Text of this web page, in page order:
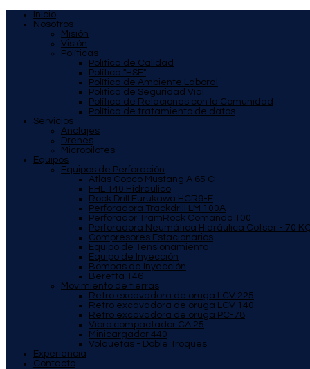
Inicio
Nosotros
Misión
Visión
Políticas
Política de Calidad
Política "HSE"
Política de Ambiente Laboral
Política de Seguridad Víal
Política de Relaciones con la Comunidad
Política de tratamiento de datos
Servicios
Anclajes
Drenes
Micropilotes
Equipos
Equipos de Perforación
Atlas Copco Mustang A 65 C
FHL 140 Hidráulico
Rock Drill Furukawa HCR9-E
Perforadora Trackdrill LM 100A
Perforador TramRock Comando 100
Perforadora Neumática Hidráulica Cotser - 70
Compresores Estacionarios
Equipo de Tensionamiento
Equipo de Inyección
Bombas de Inyección
Beretta T46
Movimiento de tierras
Retro excavadora de oruga LCV 225
Retro excavadora de oruga LCV 140
Retro excavadora de oruga PC-78
Vibro compactador CA 25
Minicargador 440
Volquetas - Doble Troques
Experiencia
Contacto